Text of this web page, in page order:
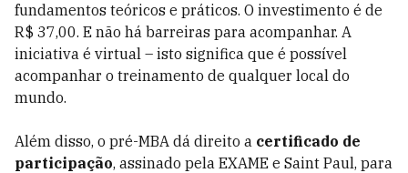
fundamentos teóricos e práticos. O investimento é de
R$ 37,00. E não há barreiras para acompanhar. A
iniciativa é virtual – isto significa que é possível
acompanhar o treinamento de qualquer local do
mundo.
Além disso, o pré-MBA dá direito a certificado de
participação, assinado pela EXAME e Saint Paul, para